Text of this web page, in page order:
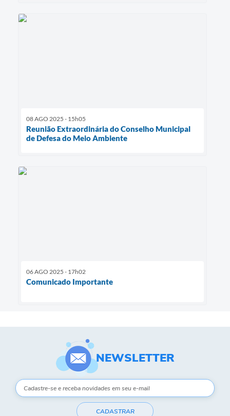
08 AGO 2025 - 15h05
Reunião Extraordinária do Conselho Municipal
de Defesa do Meio Ambiente
06 AGO 2025 - 17h02
Comunicado Importante
NEWSLETTER
CADASTRAR